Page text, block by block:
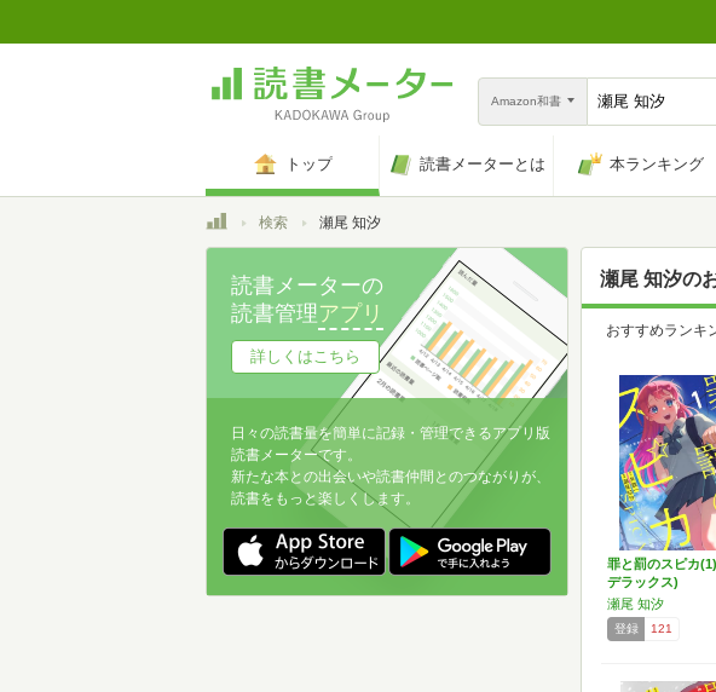
Amazon和書
トップ 読書メーターとは 本ランキング
トップ検索 瀬尾 知汐
瀬尾 知汐の
おすすめランキ
罪と罰のスピカ
デラックス)
瀬尾 知汐
登録 121
読書メーターの
読書管理アプリ
詳しくはこちら
日々の読書量を簡単に記録・管理できるアプリ版
読書メーターです。
新たな本との出会いや読書仲間とのつながりが、
読書をもっと楽しくします。